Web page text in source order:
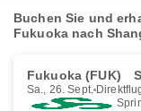
Buchen Sie und
Fukuoka nach
Fukuoka (FUK)
Sa., 26. Sept.